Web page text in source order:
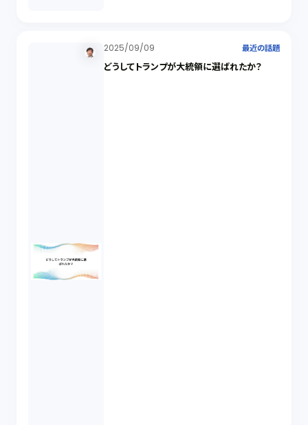
2025/09/09 最近の話題
どうしてトランプが大統領に選ばれたか？